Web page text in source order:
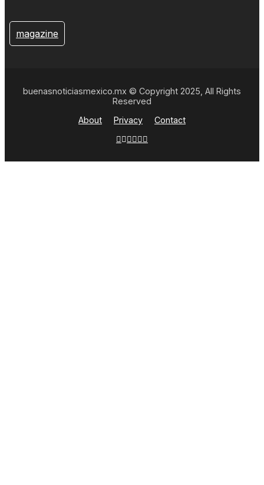
magazine
buenasnoticiasmexico.mx © Copyright 2025, All Rights
Reserved
About
Privacy Contact